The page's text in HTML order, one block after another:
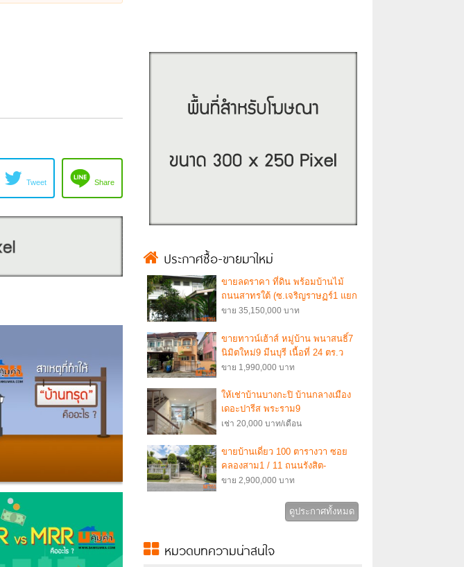
Tweet Share
ประกาศซื้อ-ขายมาใหม่
ขายลดราคา ที่ดิน พร้อมบ้านไม้
ถนนสาทรใต้ (ซ.เจริญราษฏร์1 แยก
3 ) โฉนด 190 ตรว. ขาย ตรว.ละ
ขาย 35,150,000 บาท
ขายทาวน์เฮ้าส์ หมู่บ้าน พนาสนธิ์7
นิมิตใหม่9 มีนบุรี เนื้อที่ 24 ตร.ว
แปลงริม ทำเลดี ตกแต่งใหม่ พร้อม
ขาย 1,990,000 บาท
ให้เช่าบ้านบางกะปิ บ้านกลางเมือง
เดอะปารีส พระราม9
กรุงเทพกรีฑา7 บ้านสวย ตกแต่ง
เช่า 20,000 บาท/เดือน
ขายบ้านเดี่ยว 100 ตารางวา ซอย
คลองสาม1 / 11 ถนนรังสิต-
นครนายก ใกล้ทางด่วนวงแหวน
ขาย 2,900,000 บาท
ดูประกาศทั้งหมด
หมวดบทความน่าสนใจ